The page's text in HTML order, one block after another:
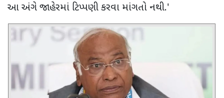
આ અંગે જાહેરમાં ટિપ્પણી કરવા માંગતો નથી.'